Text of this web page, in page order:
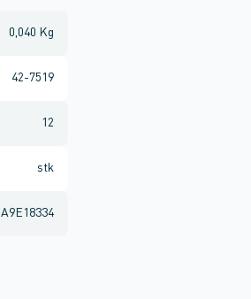
0,040 Kg
42-7519
12
stk
A9E18334